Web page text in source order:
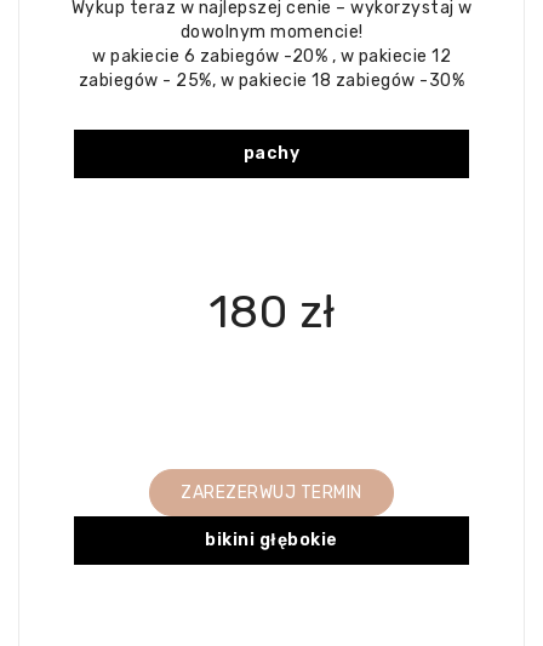
Wykup teraz w najlepszej cenie – wykorzystaj w
dowolnym momencie!
w pakiecie 6 zabiegów -20% , w pakiecie 12
zabiegów - 25%, w pakiecie 18 zabiegów -30%
pachy
180 zł
ZAREZERWUJ TERMIN
bikini głębokie